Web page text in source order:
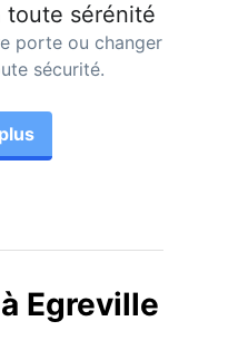
toute sérénité
porte ou changer
sécurité.
Egreville